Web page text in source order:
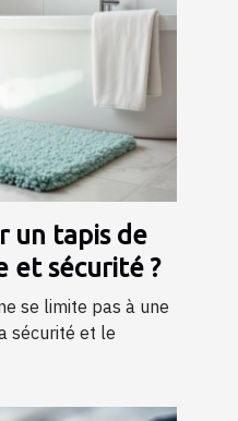
un tapis de
et sécurité ?
se limite pas à une
sécurité et le